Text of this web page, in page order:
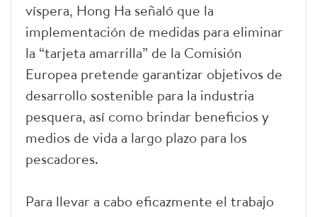
víspera, Hong Ha señaló que la
implementación de medidas para eliminar
la “tarjeta amarrilla” de la Comisión
Europea pretende garantizar objetivos de
desarrollo sostenible para la industria
pesquera, así como brindar beneficios y
medios de vida a largo plazo para los
pescadores.
Para llevar a cabo eficazmente el trabajo